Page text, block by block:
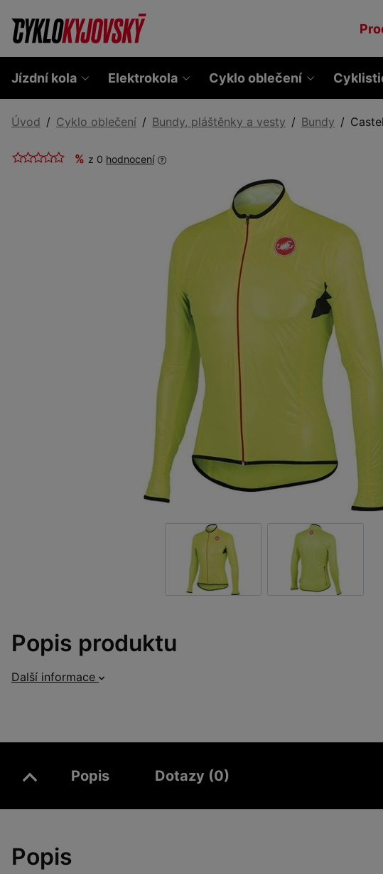
Jízdní kola Elektrokola Cyklo oblečení
Úvod Cyklo oblečení Bundy, pláštěnky a vesty Bundy
% z 0 hodnocení
Popis produktu
Další informace
Popis Dotazy (0)
Popis